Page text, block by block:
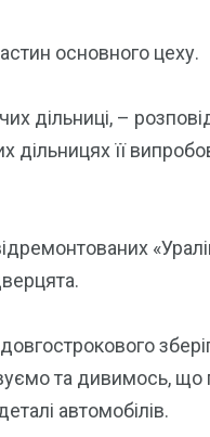
основного цеху.
дільниці, –
дільницях її
та дивимось, що
автомобілів.